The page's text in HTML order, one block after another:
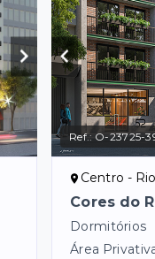
Ref.: O-23725-
Centro -
Cores do
Dormitórios
Área